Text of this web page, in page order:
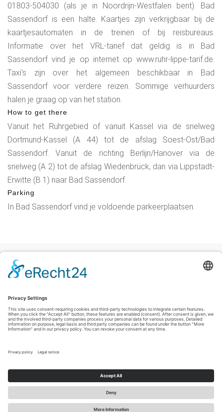
01803-504030 (als je in Noordrijn-Westfalen bent). Bad
Sassendorf is een halte. Kaartjes zijn verkrijgbaar bij de
kaartjesautomaten in de treinen of bij reisbureaus.
Informatie over het VRL-tarief dat geldig is in Bad
Sassendorf vind je op internet op www.ruhr-lippe-tarif.de.
Taxi's zijn over het algemeen beschikbaar in Bad
Sassendorf voor verdere reizen. Sommige verhuurders
halen je graag op van het station.
How to get there
Vanuit het Ruhrgebied of vanuit Kassel via de snelweg
Dortmund-Kassel (A 44) tot de afslag Soest-Ost/Bad
Sassendorf. Vanuit de richting Berlijn/Hanover via de
snelweg (A 2) tot de afslag Wiedenbrück, dan via Lippstadt-
Erwitte (B 1) naar Bad Sassendorf.
Parking
In Bad Sassendorf vind je voldoende parkeerplaatsen.
Colofon|Privacyverklaring|Verklaring inzake toegankelijkheid
Contact
Sauerland-Tourismus e.V.
Cookie-Einstellungen